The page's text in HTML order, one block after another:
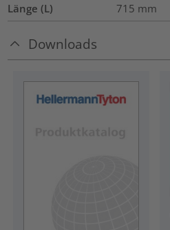
Länge (L)
715 mm
Downloads